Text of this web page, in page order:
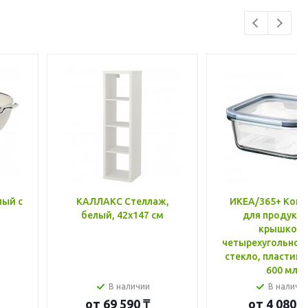
с
КАЛЛАКС Стеллаж,
белый, 42x147 см
В наличии
от 69 590 ₸
ИКЕА/365+
для
крышкой,
стекло, пластик
600 мл
В
от 4 080 ₸